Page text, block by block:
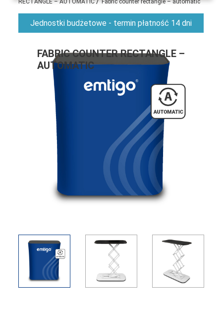
RECTANGLE – AUTOMATIC
Fabric counter rectangle – automatic
Jednostki budżetowe - termin płatność 14 dni
FABRIC COUNTER RECTANGLE –
AUTOMATIC